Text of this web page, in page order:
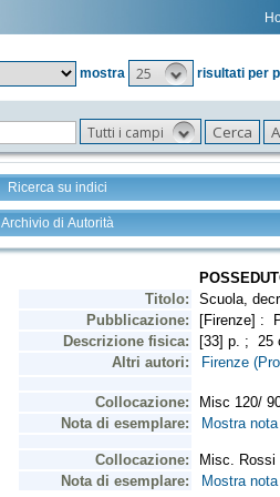
mostra
25 risultati per
Tutti i campi
Ricerca su indici
Archivio di Autorità